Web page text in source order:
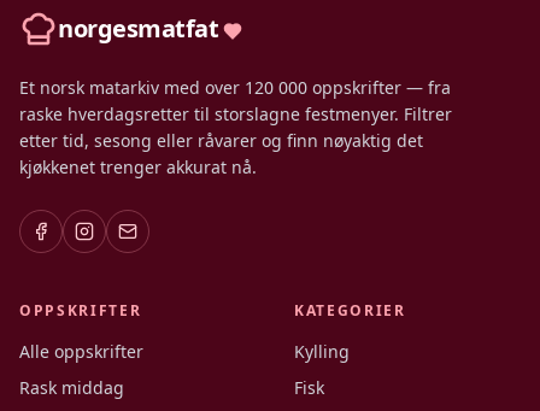
norgesmatfat
Et norsk matarkiv med over 120 000 oppskrifter — fra
raske hverdagsretter til storslagne festmenyer. Filtrer
etter tid, sesong eller råvarer og finn nøyaktig det
kjøkkenet trenger akkurat nå.
OPPSKRIFTER
Alle oppskrifter
Rask middag
KATEGORIER
Kylling
Fisk